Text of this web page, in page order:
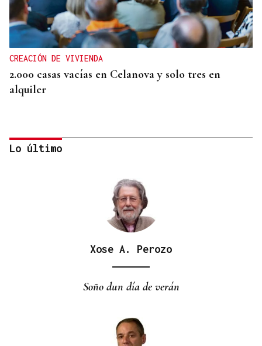
CREACIÓN DE VIVIENDA
2.000 casas vacías en Celanova y solo tres en
alquiler
Lo último
Xose A. Perozo
Soño dun día de verán